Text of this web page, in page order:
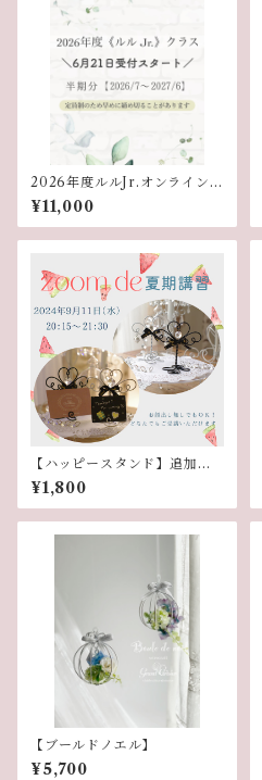
2026年度ルルJr.オンラインク
ラス講座
¥11,000
【ハッピースタンド】追加キ
ット
¥1,800
【ブールドノエル】
¥5,700